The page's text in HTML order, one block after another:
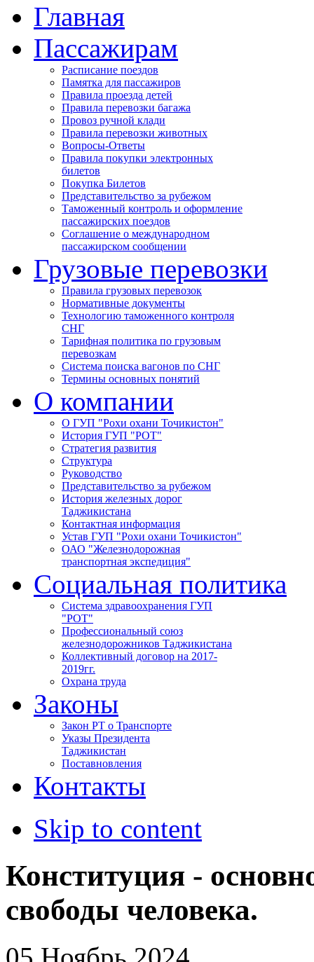
Главная
Пассажирам
Расписание поездов
Памятка для пассажиров
Правила проезда детей
Правила перевозки багажа
Провоз ручной клади
Правила перевозки животных
Вопросы-Ответы
Правила покупки электронных
билетов
Покупка Билетов
Представительство за рубежом
Таможенный контроль и оформление
пассажирских поездов
Соглашение о международном
пассажирском сообщении
Грузовые перевозки
Правила грузовых перевозок
Нормативные документы
Технологию таможенного контроля
СНГ
Тарифная политика по грузовым
перевозкам
Система поиска вагонов по СНГ
Термины основных понятий
О компании
О ГУП "Рохи охани Точикистон"
История ГУП "РОТ"
Стратегия развития
Структура
Руководство
Представительство за рубежом
История железных дорог
Таджикистана
Контактная информация
Устав ГУП "Рохи охани Точикистон"
ОАО "Железнодорожная
транспортная экспедиция"
Социальная политика
Система здравоохранения ГУП
"РОТ"
Профессиональный союз
железнодорожников Таджикистана
Коллективный договор на 2017-
2019гг.
Охрана труда
Законы
Закон РТ о Транспорте
Указы Президента
Таджикистан
Поставновления
Контакты
Skip to content
Конституция -
свободы человека.